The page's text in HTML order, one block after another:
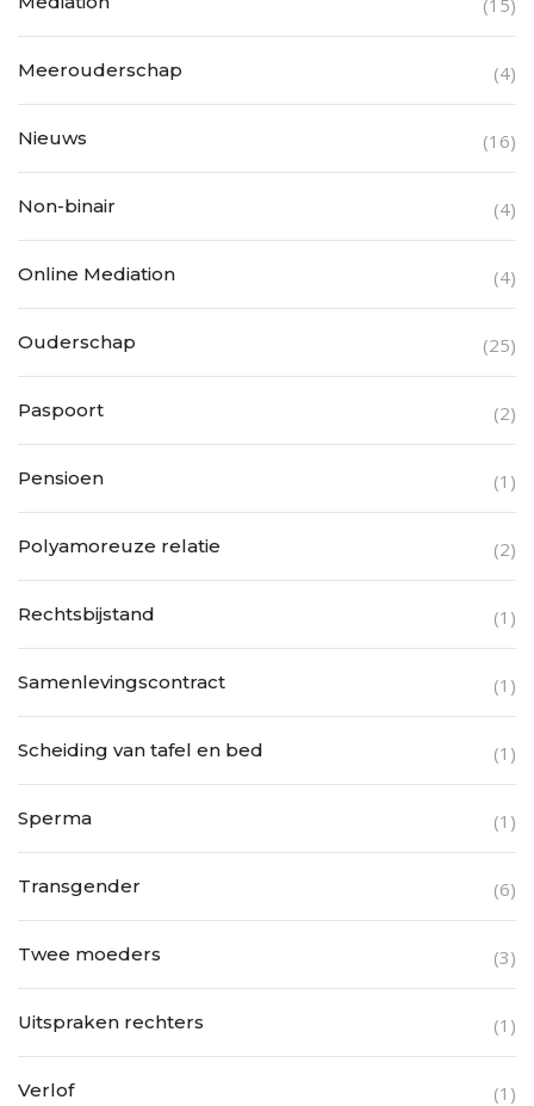
(15)
Meerouderschap (4)
Nieuws (16)
Non-binair (4)
Online Mediation (4)
Ouderschap (25)
Paspoort (2)
Pensioen (1)
Polyamoreuze relatie (2)
Rechtsbijstand (1)
Samenlevingscontract (1)
Scheiding van tafel en bed (1)
Sperma (1)
Transgender (6)
Twee moeders (3)
Uitspraken rechters (1)
Verlof (1)